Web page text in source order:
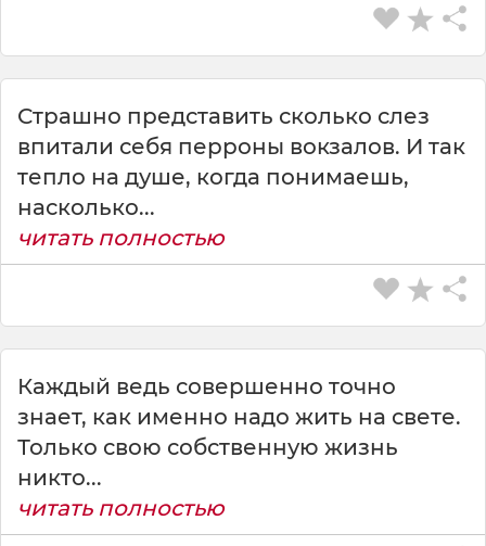
Страшно представить сколько слез
впитали себя перроны вокзалов. И так
тепло на душе, когда понимаешь,
насколько...
читать полностью
Каждый ведь совершенно точно
знает, как именно надо жить на свете.
Только свою собственную жизнь
никто...
читать полностью